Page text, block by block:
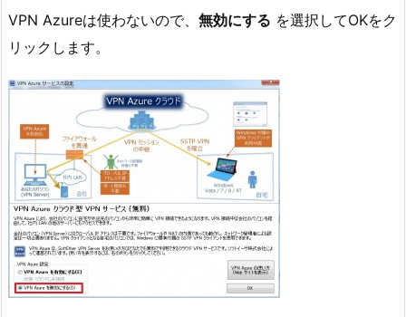
VPN Azureは使わないので、 無効にする を選択してOKをク
リックします。